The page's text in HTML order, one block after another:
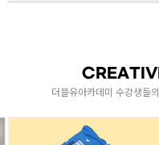
- Cloth & Hair 시뮬
- Fumefx를 활용한
더블유아카데미 수강생들